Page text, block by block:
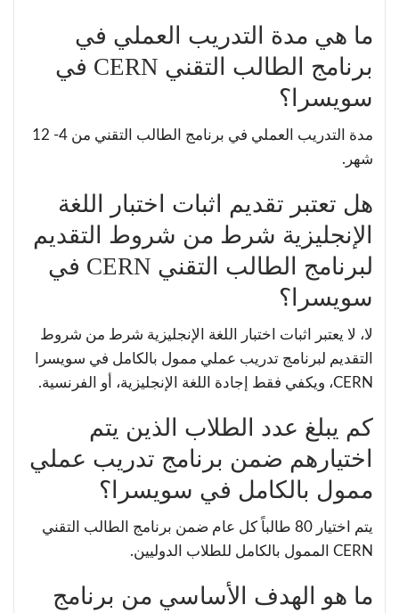
ما هي مدة التدريب العملي في
برنامج الطالب التقني CERN في
سويسرا؟
مدة التدريب العملي في برنامج الطالب التقني من 4- 12
شهر.
هل تعتبر تقديم اثبات اختبار اللغة
الإنجليزية شرط من شروط التقديم
لبرنامج الطالب التقني CERN في
سويسرا؟
لا، لا يعتبر اثبات اختبار اللغة الإنجليزية شرط من شروط
التقديم لبرنامج تدريب عملي ممول بالكامل في سويسرا
CERN، ويكفي فقط إجادة اللغة الإنجليزية، أو الفرنسية.
كم يبلغ عدد الطلاب الذين يتم
اختيارهم ضمن برنامج تدريب عملي
ممول بالكامل في سويسرا؟
يتم اختيار 80 طالباً كل عام ضمن برنامج الطالب التقني
CERN الممول بالكامل للطلاب الدوليين.
ما هو الهدف الأساسي من برنامج